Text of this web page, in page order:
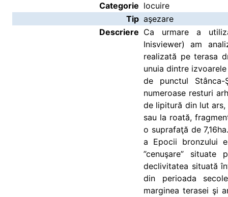
Categorie locuire
Tip aşezare
Descriere Ca urmare a
Inisviewer) am
realizată pe terasa
unuia dintre
de punctul
numeroase resturi
de lipitură din lut
sau la roată,
o suprafaţă de
a Epocii bronzului
”cenuşare”
declivitatea situată
din perioada
marginea terasei şi